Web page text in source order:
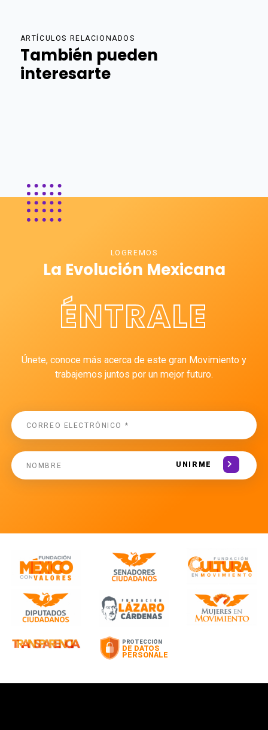
ARTÍCULOS RELACIONADOS
También pueden
interesarte
LOGREMOS
La Evolución Mexicana
ÉNTRALE
Únete, conoce más acerca de este gran Movimiento y
trabajemos juntos por un mejor futuro.
UNIRME